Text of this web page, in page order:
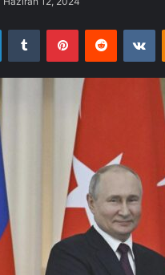
LinkedInTumblr PinterestReddit